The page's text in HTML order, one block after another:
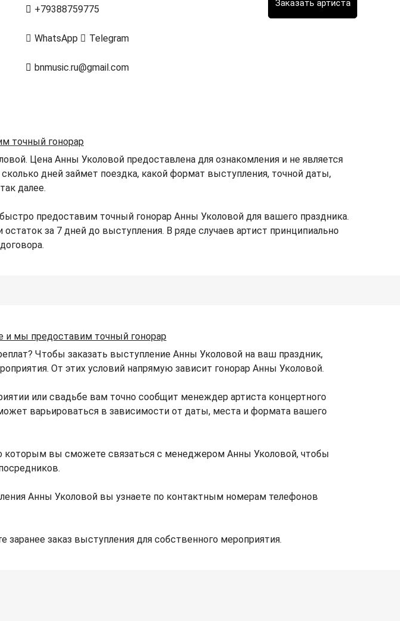
+79388759775
WhatsApp Telegram
bnmusic.ru@gmail.com
точный гонорар
Цена Анны Уколовой предоставлена для ознакомления и не является
дней займет поездка, какой формат выступления, точной даты,
далее.
предоставим точный гонорар Анны Уколовой для вашего праздника.
за 7 дней до выступления. В ряде случаев артист принципиально
и мы предоставим точный гонорар
Чтобы заказать выступление Анны Уколовой на ваш праздник,
От этих условий напрямую зависит гонорар Анны Уколовой.
или свадьбе вам точно сообщит менеждер артиста концертного
варьироваться в зависимости от даты, места и формата вашего
вы сможете связаться с менеджером Анны Уколовой, чтобы
Анны Уколовой вы узнаете по контактным номерам телефонов
заказ выступления для собственного мероприятия.